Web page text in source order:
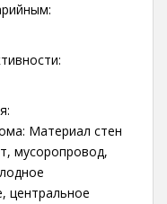
Материал стен
мусоропровод,
центральное